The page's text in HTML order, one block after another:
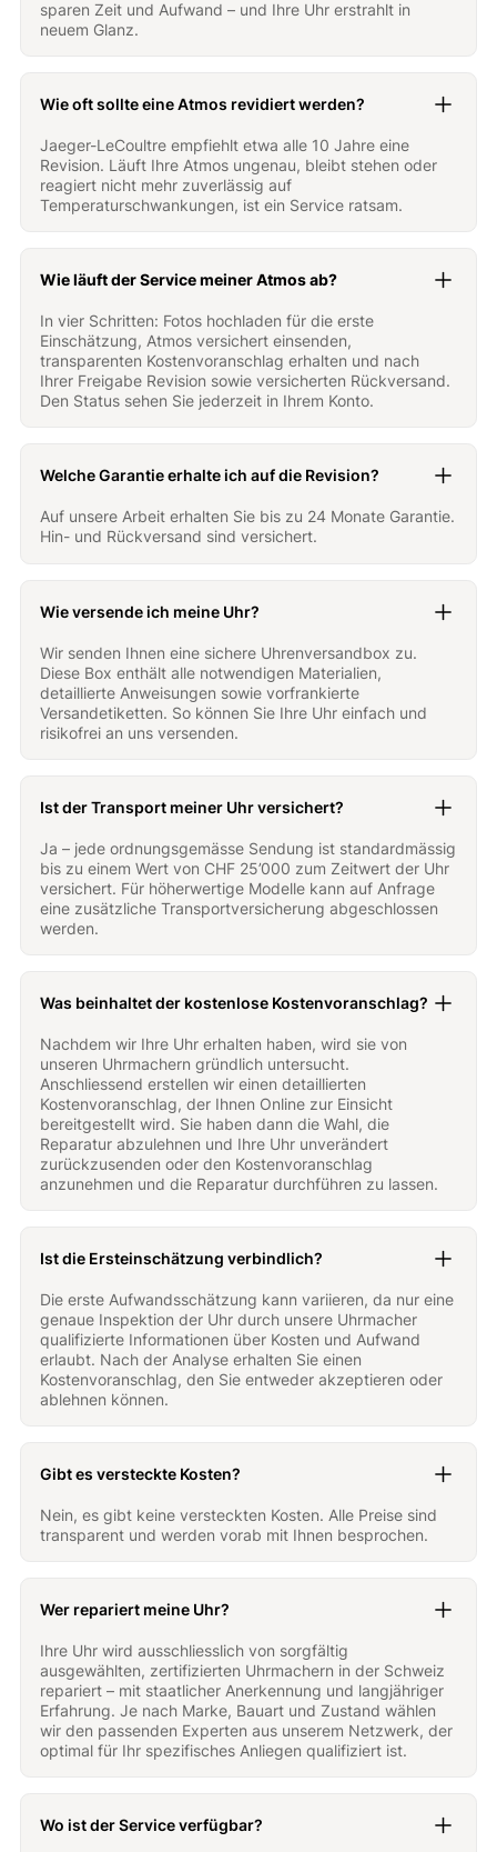
sparen Zeit und Aufwand – und Ihre Uhr erstrahlt in
neuem Glanz.
Wie oft sollte eine Atmos revidiert werden?
Jaeger-LeCoultre empfiehlt etwa alle 10 Jahre eine
Revision. Läuft Ihre Atmos ungenau, bleibt stehen oder
reagiert nicht mehr zuverlässig auf
Temperaturschwankungen, ist ein Service ratsam.
Wie läuft der Service meiner Atmos ab?
In vier Schritten: Fotos hochladen für die erste
Einschätzung, Atmos versichert einsenden,
transparenten Kostenvoranschlag erhalten und nach
Ihrer Freigabe Revision sowie versicherten Rückversand.
Den Status sehen Sie jederzeit in Ihrem Konto.
Welche Garantie erhalte ich auf die Revision?
Auf unsere Arbeit erhalten Sie bis zu 24 Monate Garantie.
Hin- und Rückversand sind versichert.
Wie versende ich meine Uhr?
Wir senden Ihnen eine sichere Uhrenversandbox zu.
Diese Box enthält alle notwendigen Materialien,
detaillierte Anweisungen sowie vorfrankierte
Versandetiketten. So können Sie Ihre Uhr einfach und
risikofrei an uns versenden.
Ist der Transport meiner Uhr versichert?
Ja – jede ordnungsgemässe Sendung ist standardmässig
bis zu einem Wert von CHF 25’000 zum Zeitwert der Uhr
versichert. Für höherwertige Modelle kann auf Anfrage
eine zusätzliche Transportversicherung abgeschlossen
werden.
Was beinhaltet der kostenlose Kostenvoranschlag?
Nachdem wir Ihre Uhr erhalten haben, wird sie von
unseren Uhrmachern gründlich untersucht.
Anschliessend erstellen wir einen detaillierten
Kostenvoranschlag, der Ihnen Online zur Einsicht
bereitgestellt wird. Sie haben dann die Wahl, die
Reparatur abzulehnen und Ihre Uhr unverändert
zurückzusenden oder den Kostenvoranschlag
anzunehmen und die Reparatur durchführen zu lassen.
Ist die Ersteinschätzung verbindlich?
Die erste Aufwandsschätzung kann variieren, da nur eine
genaue Inspektion der Uhr durch unsere Uhrmacher
qualifizierte Informationen über Kosten und Aufwand
erlaubt. Nach der Analyse erhalten Sie einen
Kostenvoranschlag, den Sie entweder akzeptieren oder
ablehnen können.
Gibt es versteckte Kosten?
Nein, es gibt keine versteckten Kosten. Alle Preise sind
transparent und werden vorab mit Ihnen besprochen.
Wer repariert meine Uhr?
Ihre Uhr wird ausschliesslich von sorgfältig
ausgewählten, zertifizierten Uhrmachern in der Schweiz
repariert – mit staatlicher Anerkennung und langjähriger
Erfahrung. Je nach Marke, Bauart und Zustand wählen
wir den passenden Experten aus unserem Netzwerk, der
optimal für Ihr spezifisches Anliegen qualifiziert ist.
Wo ist der Service verfügbar?